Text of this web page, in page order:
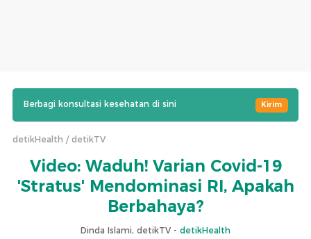
Berbagi konsultasi kesehatan di sini Kirim
detikHealth detikTV
Video: Waduh! Varian Covid-19
'Stratus' Mendominasi RI, Apakah
Berbahaya?
Dinda Islami, detikTV - detikHealth